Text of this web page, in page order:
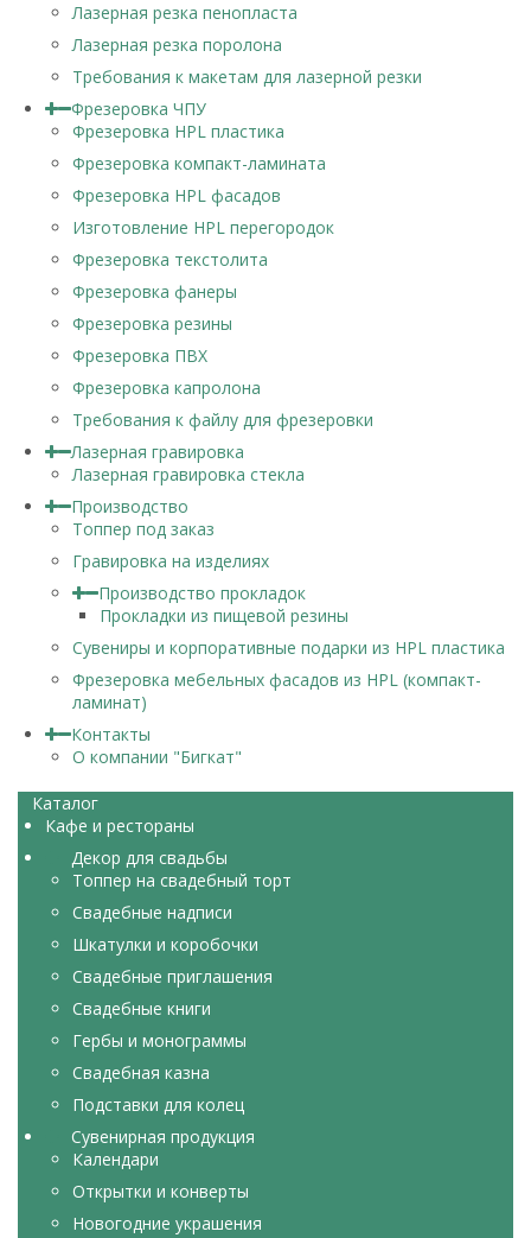
Лазерная резка пенопласта
Лазерная резка поролона
Требования к макетам для лазерной резки
Фрезеровка ЧПУ
Фрезеровка HPL пластика
Фрезеровка компакт-ламината
Фрезеровка HPL фасадов
Изготовление HPL перегородок
Фрезеровка текстолита
Фрезеровка фанеры
Фрезеровка резины
Фрезеровка ПВХ
Фрезеровка капролона
Требования к файлу для фрезеровки
Лазерная гравировка
Лазерная гравировка стекла
Производство
Топпер под заказ
Гравировка на изделиях
Производство прокладок
Прокладки из пищевой резины
Сувениры и корпоративные подарки из HPL пластика
Фрезеровка мебельных фасадов из HPL (компакт-
ламинат)
Контакты
О компании "Бигкат"
Каталог
Кафе и рестораны
Декор для свадьбы
Топпер на свадебный торт
Свадебные надписи
Шкатулки и коробочки
Свадебные приглашения
Свадебные книги
Гербы и монограммы
Свадебная казна
Подставки для колец
Сувенирная продукция
Календари
Открытки и конверты
Новогодние украшения